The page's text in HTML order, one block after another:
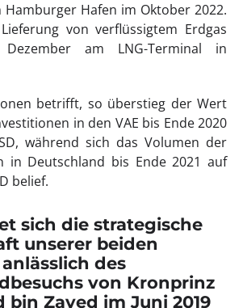
Hamburger Hafen im Oktober 2022.
von verflüssigtem Erdgas
am LNG-Terminal in
betrifft, so überstieg der Wert
in den VAE bis Ende 2020
während sich das Volumen der
in Deutschland bis Ende 2021 auf
belief.
sich die strategische
unserer beiden
des
von Kronprinz
bin Zayed im Juni 2019